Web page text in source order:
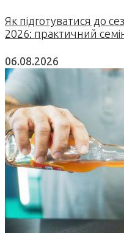
Як підготуватися до
2026: практичний
06.08.2026